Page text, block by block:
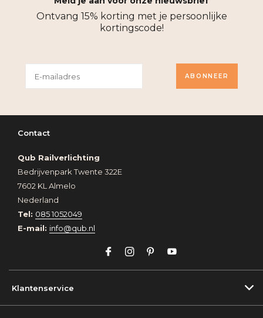
Ontvang 15% korting met je persoonlijke
kortingscode!
ABONNEER
Contact
Qub Railverlichting
Bedrijvenpark Twente 322E
7602 KL Almelo
Nederland
Tel: 085 1052049
E-mail: info@qub.nl
Klantenservice